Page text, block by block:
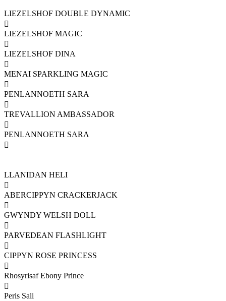
LIEZELSHOF DOUBLE DYNAMIC

LIEZELSHOF MAGIC

LIEZELSHOF DINA

MENAI SPARKLING MAGIC

PENLANNOETH SARA

TREVALLION AMBASSADOR

PENLANNOETH SARA

LLANIDAN HELI

ABERCIPPYN CRACKERJACK

GWYNDY WELSH DOLL

PARVEDEAN FLASHLIGHT

CIPPYN ROSE PRINCESS

Rhosyrisaf Ebony Prince

Peris Sali